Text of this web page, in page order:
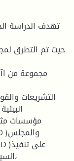
تهدف الدراسة
حيث تم التطرق
مجموعة من
التشريعات
مؤسسات